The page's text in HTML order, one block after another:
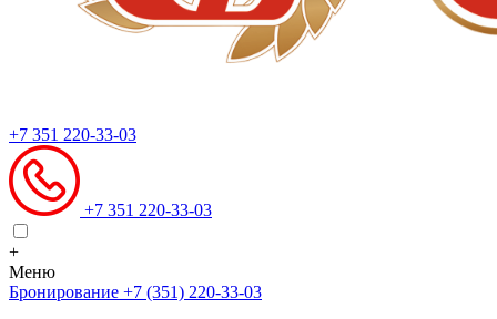
+7 351 220-33-03
+7 351 220-33-03
+
Меню
Бронирование +7 (351) 220-33-03